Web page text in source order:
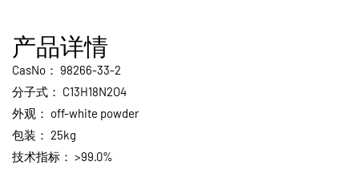
产品详情
CasNo： 98266-33-2
分子式： C13H18N2O4
外观： off-white powder
包装： 25kg
技术指标： >99.0%